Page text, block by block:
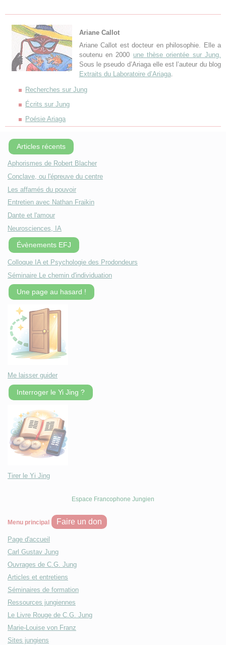
Ariane Callot
Ariane Callot est docteur en philosophie. Elle a
soutenu en 2000 une thèse orientée sur Jung.
Sous le pseudo d’Ariaga elle est l’auteur du blog
Extraits du Laboratoire d’Ariaga.
Recherches sur Jung
Écrits sur Jung
Poésie Ariaga
Articles récents
Aphorismes de Robert Blacher
Conclave, ou l'épreuve du centre
Les affamés du pouvoir
Entretien avec Nathan Fraikin
Dante et l'amour
Neurosciences, IA
Évènements EFJ
Colloque IA et Psychologie des Prodondeurs
Séminaire Le chemin d'individuation
Une page au hasard !
Me laisser guider
Interroger le Yi Jing ?
Tirer le Yi Jing
Espace Francophone Jungien
Menu principal Faire un don
Page d'accueil
Carl Gustav Jung
Ouvrages de C.G. Jung
Articles et entretiens
Séminaires de formation
Ressources jungiennes
Le Livre Rouge de C.G. Jung
Marie-Louise von Franz
Sites jungiens